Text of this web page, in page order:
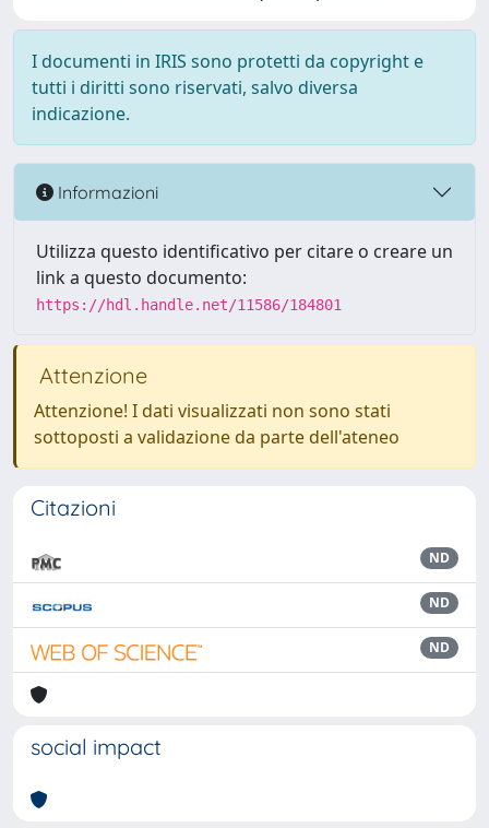
I documenti in IRIS sono protetti da copyright e
tutti i diritti sono riservati, salvo diversa
indicazione.
Informazioni
Utilizza questo identificativo per citare o creare un
link a questo documento:
https://hdl.handle.net/11586/184801
Attenzione
Attenzione! I dati visualizzati non sono stati
sottoposti a validazione da parte dell'ateneo
Citazioni
ND
ND
ND
social impact